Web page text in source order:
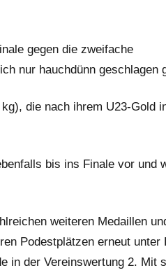
gegen die zweifache
nur hauchdünn geschlagen
die nach ihrem U23-Gold
bis ins Finale vor und
weiteren Medaillen
Podestplätzen erneut unter
in der Vereinswertung 2. Mit